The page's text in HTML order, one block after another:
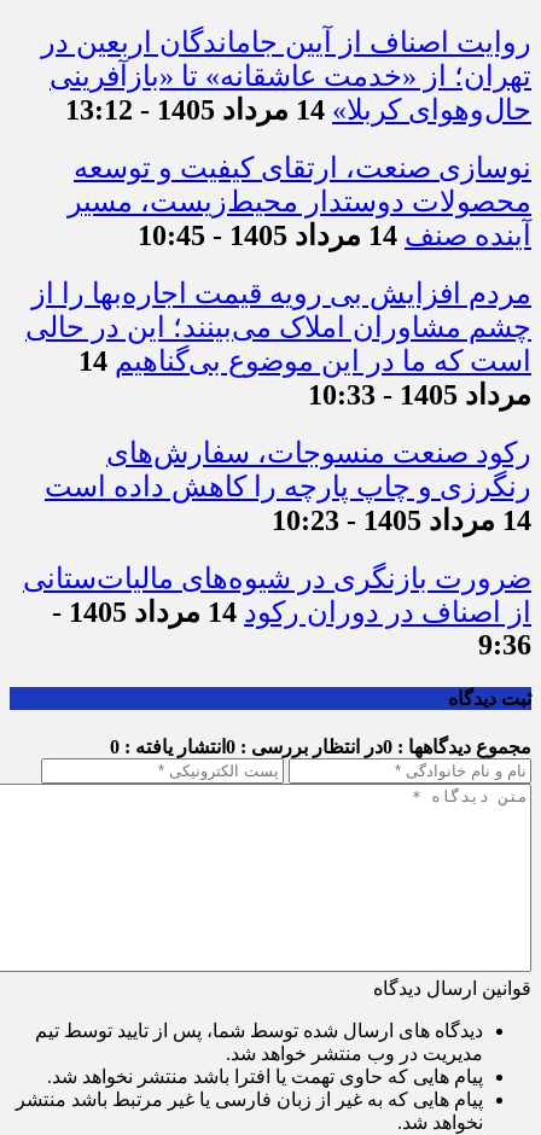
روایت اصناف از آیین جاماندگان اربعین در
تهران؛ از «خدمت عاشقانه» تا «بازآفرینی
حال‌وهوای کربلا» 14 مرداد 1405 - 13:12
نوسازی صنعت، ارتقای کیفیت و توسعه
محصولات دوستدار محیط‌زیست، مسیر
آینده صنف 14 مرداد 1405 - 10:45
مردم افزایش بی رویه قیمت اجاره‌بها را از
چشم مشاوران املاک می‌بینند؛ این در حالی
است که ما در این موضوع بی‌گناهیم 14
مرداد 1405 - 10:33
رکود صنعت منسوجات، سفارش‌های
رنگرزی و چاپ پارچه را کاهش داده است
14 مرداد 1405 - 10:23
ضرورت بازنگری در شیوه‌های مالیات‌ستانی
از اصناف در دوران رکود
14 مرداد 1405 -
9:36
ثبت دیدگاه
مجموع دیدگاهها : 0 در انتظار بررسی : 0 انتشار یافته : 0
قوانین ارسال دیدگاه
دیدگاه های ارسال شده توسط شما، پس از تایید توسط تیم
مدیریت در وب منتشر خواهد شد.
پیام هایی که حاوی تهمت یا افترا باشد منتشر نخواهد شد.
پیام هایی که به غیر از زبان فارسی یا غیر مرتبط باشد منتشر
نخواهد شد.